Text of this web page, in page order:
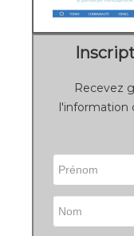
Recevez
l'information